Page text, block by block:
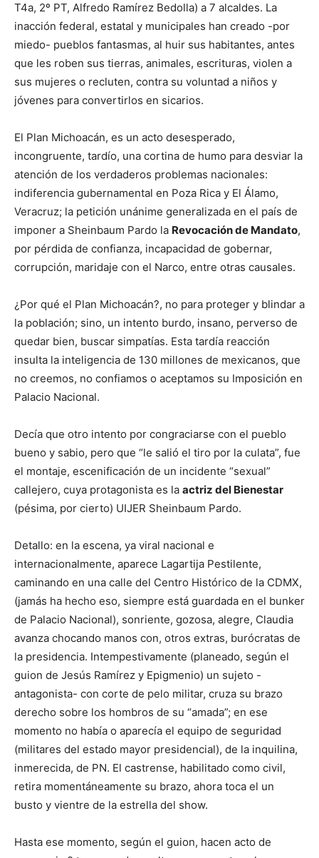
T4a, 2º PT, Alfredo Ramírez Bedolla) a 7 alcaldes. La
inacción federal, estatal y municipales han creado -por
miedo- pueblos fantasmas, al huir sus habitantes, antes
que les roben sus tierras, animales, escrituras, violen a
sus mujeres o recluten, contra su voluntad a niños y
jóvenes para convertirlos en sicarios.
El Plan Michoacán, es un acto desesperado,
incongruente, tardío, una cortina de humo para desviar la
atención de los verdaderos problemas nacionales:
indiferencia gubernamental en Poza Rica y El Álamo,
Veracruz; la petición unánime generalizada en el país de
imponer a Sheinbaum Pardo la Revocación de Mandato,
por pérdida de confianza, incapacidad de gobernar,
corrupción, maridaje con el Narco, entre otras causales.
¿Por qué el Plan Michoacán?, no para proteger y blindar a
la población; sino, un intento burdo, insano, perverso de
quedar bien, buscar simpatías. Esta tardía reacción
insulta la inteligencia de 130 millones de mexicanos, que
no creemos, no confiamos o aceptamos su Imposición en
Palacio Nacional.
Decía que otro intento por congraciarse con el pueblo
bueno y sabio, pero que “le salió el tiro por la culata”, fue
el montaje, escenificación de un incidente “sexual”
callejero, cuya protagonista es la actriz del Bienestar
(pésima, por cierto) UIJER Sheinbaum Pardo.
Detallo: en la escena, ya viral nacional e
internacionalmente, aparece Lagartija Pestilente,
caminando en una calle del Centro Histórico de la CDMX,
(jamás ha hecho eso, siempre está guardada en el bunker
de Palacio Nacional), sonriente, gozosa, alegre, Claudia
avanza chocando manos con, otros extras, burócratas de
la presidencia. Intempestivamente (planeado, según el
guion de Jesús Ramírez y Epigmenio) un sujeto -
antagonista- con corte de pelo militar, cruza su brazo
derecho sobre los hombros de su “amada”; en ese
momento no había o aparecía el equipo de seguridad
(militares del estado mayor presidencial), de la inquilina,
inmerecida, de PN. El castrense, habilitado como civil,
retira momentáneamente su brazo, ahora toca el un
busto y vientre de la estrella del show.
Hasta ese momento, según el guion, hacen acto de